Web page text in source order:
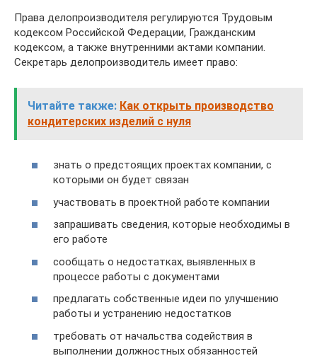
Права делопроизводителя регулируются Трудовым
кодексом Российской Федерации, Гражданским
кодексом, а также внутренними актами компании.
Секретарь делопроизводитель имеет право:
Читайте также: Как открыть производство
кондитерских изделий с нуля
знать о предстоящих проектах компании, с
которыми он будет связан
участвовать в проектной работе компании
запрашивать сведения, которые необходимы в
его работе
сообщать о недостатках, выявленных в
процессе работы с документами
предлагать собственные идеи по улучшению
работы и устранению недостатков
требовать от начальства содействия в
выполнении должностных обязанностей